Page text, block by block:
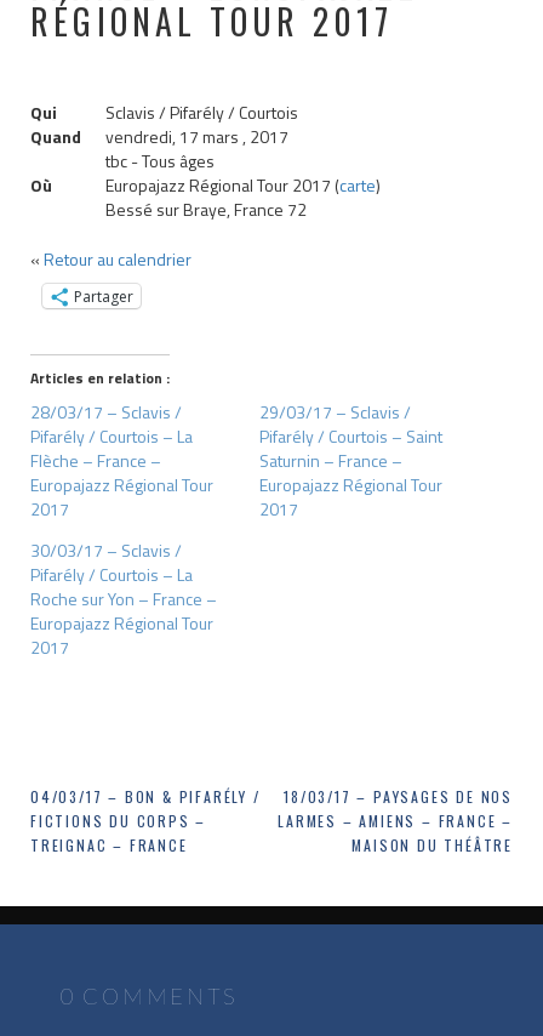
RÉGIONAL TOUR 2017
Qui
Sclavis / Pifarély / Courtois
Quand
vendredi, 17 mars , 2017
tbc-Tous âges
Où
Europajazz Régional Tour 2017 (carte)
Bessé sur Braye, France 72
«Retour au calendrier
Partager
Articles en relation :
28/03/17 – Sclavis /
Pifarély / Courtois – La
Flèche – France –
Europajazz Régional Tour
2017
29/03/17 – Sclavis /
Pifarély / Courtois – Saint
Saturnin – France –
Europajazz Régional Tour
2017
30/03/17 – Sclavis /
Pifarély / Courtois – La
Roche sur Yon – France –
Europajazz Régional Tour
2017
Navigation
de
04/03/17 – BON & PIFARÉLY /
FICTIONS DU CORPS –
TREIGNAC – FRANCE
18/03/17 – PAYSAGES DE NOS
LARMES – AMIENS – FRANCE –
MAISON DU THÉÂTRE
0 COMMENTS